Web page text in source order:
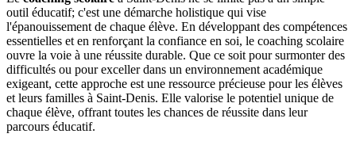
outil éducatif; c'est une démarche holistique qui vise
l'épanouissement de chaque élève. En développant des compétences
essentielles et en renforçant la confiance en soi, le coaching scolaire
ouvre la voie à une réussite durable. Que ce soit pour surmonter des
difficultés ou pour exceller dans un environnement académique
exigeant, cette approche est une ressource précieuse pour les élèves
et leurs familles à Saint-Denis. Elle valorise le potentiel unique de
chaque élève, offrant toutes les chances de réussite dans leur
parcours éducatif.